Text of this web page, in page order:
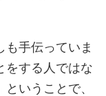
も手伝っていま
をする人ではな
いうことで、